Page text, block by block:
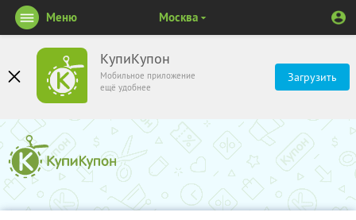
КупиКупон
Мобильное приложение
ещё удобнее
Загрузить
Меню Москва